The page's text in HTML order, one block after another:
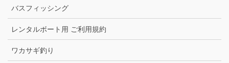
バスフィッシング
レンタルボート用 ご利用規約
ワカサギ釣り